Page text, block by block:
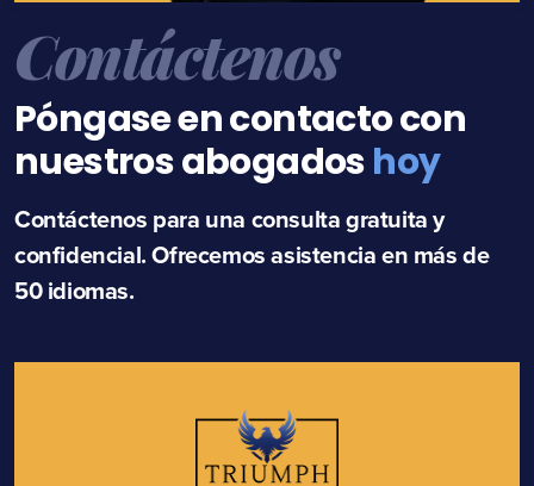
Contáctenos
Póngase en contacto con
nuestros abogadoshoy
Contáctenos para una consulta gratuita y
confidencial. Ofrecemos asistencia en más de
50 idiomas.